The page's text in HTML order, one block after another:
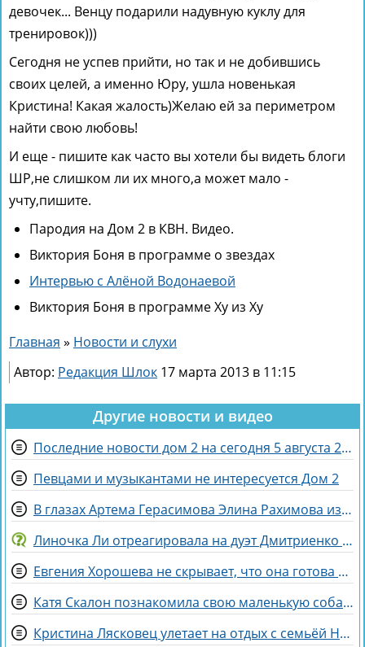
девочек... Венцу подарили надувную куклу для
тренировок)))
Сегодня не успев прийти, но так и не добившись
своих целей, а именно Юру, ушла новенькая
Кристина! Какая жалость)Желаю ей за периметром
найти свою любовь!
И еще - пишите как часто вы хотели бы видеть блоги
ШР,не слишком ли их много,а может мало -
учту,пишите.
Пародия на Дом 2 в КВН. Видео.
Виктория Боня в программе о звездах
Интервью с Алёной Водонаевой
Виктория Боня в программе Ху из Ху
Главная » Новости и слухи
Автор: Редакция Шлок 17 марта 2013 в 11:15
Другие новости и видео
Последние новости дом 2 на сегодня 5 августа 2026
Певцами и музыкантами не интересуется Дом 2
В глазах Артема Герасимова Элина Рахимова из «питбуля» превратилась в «роллы»
Линочка Ли отреагировала на дуэт Дмитриенко с сестрой, сделав неожиданное заявление
Евгения Хорошева не скрывает, что она готова идти по головам ради победы
Катя Скалон познакомила свою маленькую собаку Еву с большим другом Женей
Кристина Лясковец улетает на отдых с семьёй Никиты Гуранды